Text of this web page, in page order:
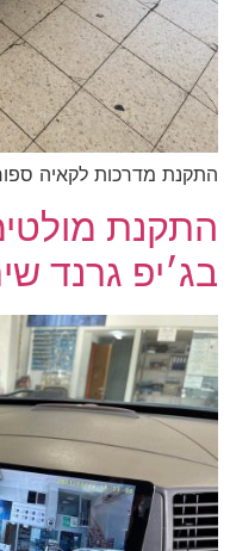
התקנת מדרכות לקאיה
התקנת
בג׳יפ גרנד